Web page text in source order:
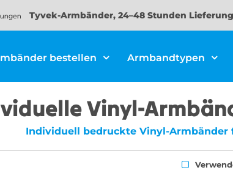
Tyvek-Armbänder, 24–48 Stunden
bestellen Armbandtypen
Vinyl-
Individuell bedruckte Vinyl-Armbänder